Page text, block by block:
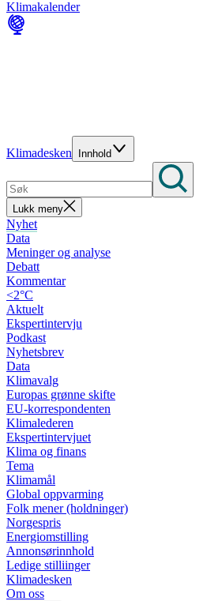
Klimakalender
Klimadesken Innhold
Lukk meny
Nyhet
Data
Meninger og analyse
Debatt
Kommentar
<2°C
Aktuelt
Ekspertintervju
Podkast
Nyhetsbrev
Data
Klimavalg
Europas grønne skifte
EU-korrespondenten
Klimalederen
Ekspertintervjuet
Klima og finans
Tema
Klimamål
Global oppvarming
Folk mener (holdninger)
Norgespris
Energiomstilling
Annonsørinnhold
Ledige stilliinger
Klimadesken
Om oss